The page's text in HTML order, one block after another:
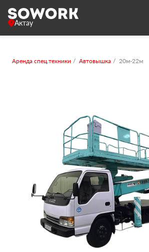
Актау
Аренда спец.техники Автовышка 20м-22м